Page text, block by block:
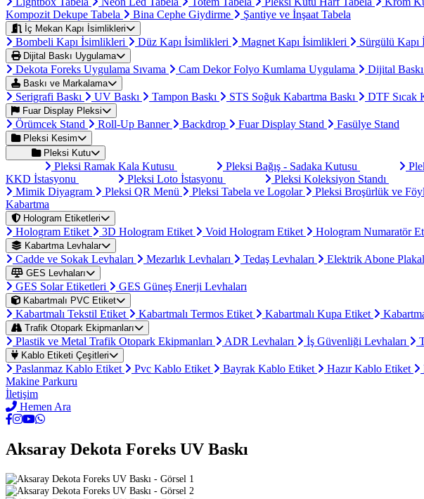
Kompozit Dekupe Tabela
Bina Cephe Giydirme Şantiye ve İnşaat Tabela
İç Mekan Kapı İsimlikleri
Bombeli Kapı İsimlikleri Düz Kapı İsimlikleri Magnet Kapı İsimlikleri Sürgülü Kapı
Dijital Baskı Uygulama
Dekota Foreks Uygulama Sıvama Cam Dekor Folyo Kumlama Uygulama Dijital
Baskı ve Markalama
Serigrafi Baskı UV Baskı Tampon Baskı STS Soğuk Kabartma Baskı DTF Sıcak
Fuar Display Pleksi
Örümcek Stand Roll-Up Banner Backdrop Fuar Display Stand Fasülye Stand
Pleksi Kesim
Pleksi Kutu
Pleksi Ramak Kala Kutusu Pleksi Bağış - Sadaka Kutusu
KKD İstasyonu
Pleksi Loto İstasyonu Pleksi Koleksiyon Standı
Mimik Diyagram
Pleksi QR Menü Pleksi Tabela ve Logolar Pleksi Broşürlük ve
Kabartma
Hologram Etiketleri
Hologram Etiket 3D Hologram Etiket Void Hologram Etiket Hologram Numaratör
Kabartma Levhalar
Cadde ve Sokak Levhaları Mezarlık Levhaları Tedaş Levhaları Elektrik Abone
GES Levhaları
GES Solar Etiketleri GES Güneş Enerji Levhaları
Kabartmalı PVC Etiket
Kabartmalı Tekstil Etiket Kabartmalı Termos Etiket Kabartmalı Kupa Etiket
Trafik Otopark Ekipmanları
Plastik ve Metal Trafik Otopark Ekipmanları ADR Levhaları İş Güvenliği Levhaları
Kablo Etiketi Çeşitleri
Paslanmaz Kablo Etiket Pvc Kablo Etiket Bayrak Kablo Etiket Hazır Kablo Etiket
Makine Parkuru
İletişim
Hemen Ara
Aksaray Dekota Foreks UV Baskı